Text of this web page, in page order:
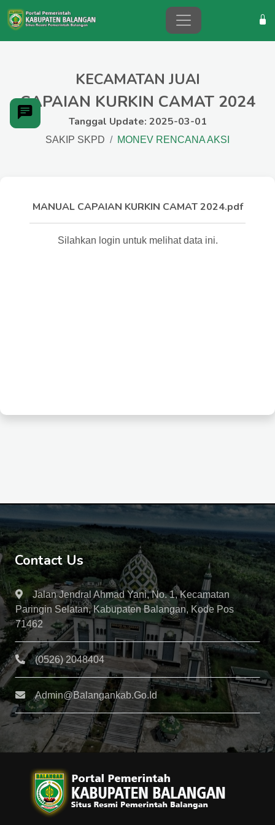
KECAMATAN JUAI
CAPAIAN KURKIN CAMAT 2024
Tanggal Update: 2025-03-01
SAKIP SKPD MONEV RENCANA AKSI
MANUAL CAPAIAN KURKIN CAMAT 2024.pdf
Silahkan login untuk melihat data ini.
Contact Us
Jalan Jendral Ahmad Yani, No. 1, Kecamatan
Paringin Selatan, Kabupaten Balangan, Kode Pos
71462
(0526) 2048404
Admin@balangankab.go.id